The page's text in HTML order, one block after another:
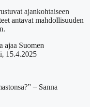
ajankohtaiseen
antavat mahdollisuuden
ajaa Suomen
15.4.2025
– Sanna